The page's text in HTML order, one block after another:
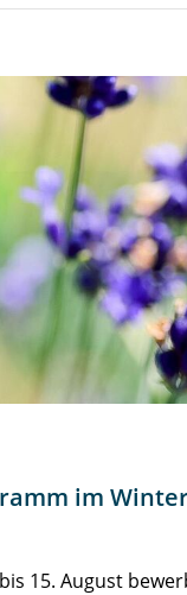
im
15. August